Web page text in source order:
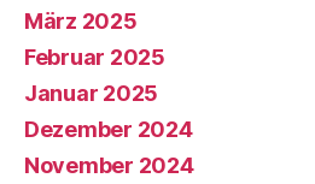
März 2025
Februar 2025
Januar 2025
Dezember 2024
November 2024